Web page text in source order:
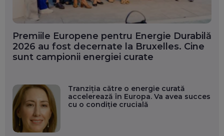
Premiile Europene pentru Energie Durabilă
2026 au fost decernate la Bruxelles. Cine
sunt campionii energiei curate
Tranziția către o energie curată
accelerează în Europa. Va avea succes
cu o condiție crucială